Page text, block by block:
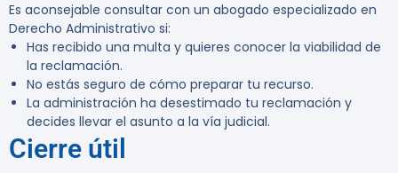
Es aconsejable consultar con un abogado especializado en
Derecho Administrativo si:
Has recibido una multa y quieres conocer la viabilidad de
la reclamación.
No estás seguro de cómo preparar tu recurso.
La administración ha desestimado tu reclamación y
decides llevar el asunto a la vía judicial.
Cierre útil